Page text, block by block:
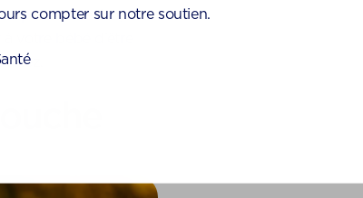
compter sur notre soutien.
pour votre lien,
votre bébé d’être